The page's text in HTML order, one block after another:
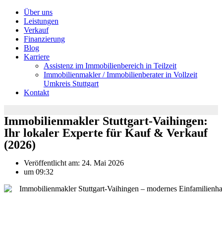
Über uns
Leistungen
Verkauf
Finanzierung
Blog
Karriere
Assistenz im Immobilienbereich in Teilzeit
Immobilienmakler / Immobilienberater in Vollzeit
Umkreis Stuttgart
Kontakt
Immobilienmakler Stuttgart-Vaihingen:
Ihr lokaler Experte für Kauf & Verkauf
(2026)
Veröffentlicht am: 24. Mai 2026
um 09:32